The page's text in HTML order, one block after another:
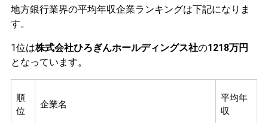
地方銀行業界の平均年収企業ランキングは下記になりま
す。
1位は株式会社ひろぎんホールディングス社の1218万円
となっています。
順
位
企業名
平均年
収